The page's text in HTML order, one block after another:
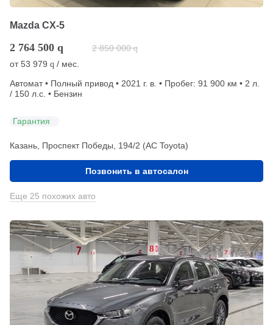
Mazda CX-5
2 764 500 q 2 850 000 q
от53 979 q / мес.
Автомат • Полный привод • 2021 г. в. • Пробег: 91 900 км • 2 л.
/ 150 л.с. • Бензин
Гарантия
Казань, Проспект Победы, 194/2 (АС Toyota)
Позвонить в автосалон
Еще 25 похожих авто